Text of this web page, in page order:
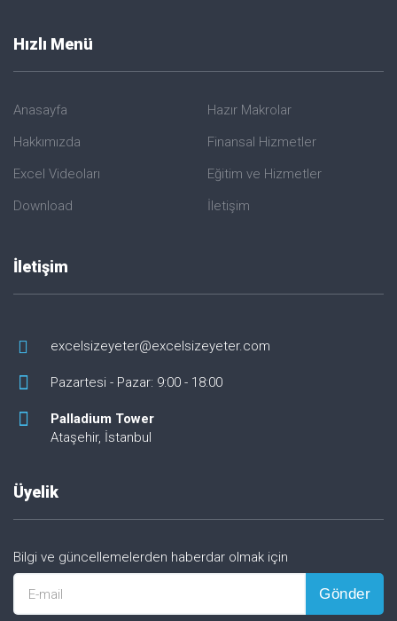
Hızlı Menü
Anasayfa
Hakkımızda
Excel Videoları
Download
Hazır Makrolar
Finansal Hizmetler
Eğitim ve Hizmetler
İletişim
İletişim
excelsizeyeter@excelsizeyeter.com
Pazartesi - Pazar: 9:00 - 18:00
Palladium Tower
Ataşehir, İstanbul
Üyelik
Bilgi ve güncellemelerden haberdar olmak için
E-mail Gönder